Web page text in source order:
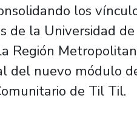
los
de la Universidad
Región
del nuevo módulo
de Til Til.